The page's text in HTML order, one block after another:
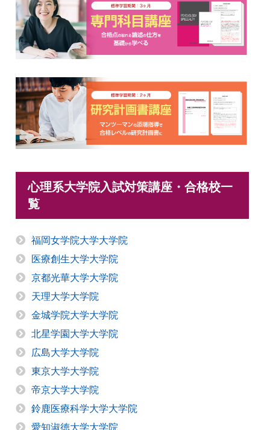
心理系大学院入試対策講座・合格校一
覧
福岡女学院大学大学院
医療創生大学大学院
京都光華大学大学院
天理大学大学院
金城学院大学大学院
北星学園大学大学院
広島大学大学院
東京大学大学院
帝京大学大学院
鈴鹿医療科学大学大学院
愛知淑徳大学大学院